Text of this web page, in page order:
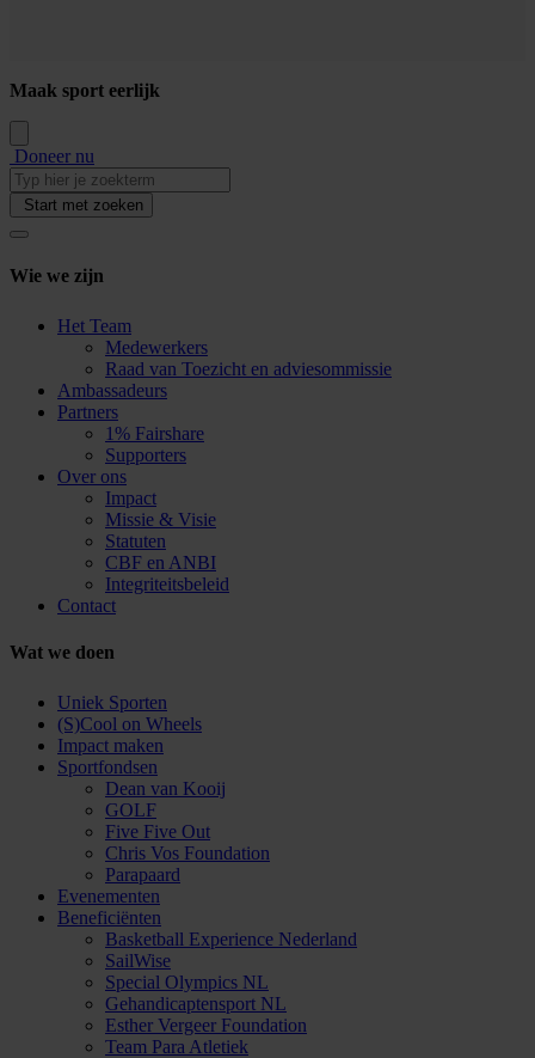
Maak sport eerlijk
Doneer nu
Start met zoeken
Wie we zijn
Het Team
Medewerkers
Raad van Toezicht en adviesommissie
Ambassadeurs
Partners
1% Fairshare
Supporters
Over ons
Impact
Missie & Visie
Statuten
CBF en ANBI
Integriteitsbeleid
Contact
Wat we doen
Uniek Sporten
(S)Cool on Wheels
Impact maken
Sportfondsen
Dean van Kooij
GOLF
Five Five Out
Chris Vos Foundation
Parapaard
Evenementen
Beneficiënten
Basketball Experience Nederland
SailWise
Special Olympics NL
Gehandicaptensport NL
Esther Vergeer Foundation
Team Para Atletiek